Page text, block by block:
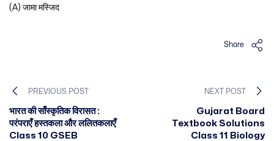
(A) जामा मस्जिद
Share
PREVIOUS POST
भारत की साँस्कृतिक विरासत :
परंपराएँ हस्तकला और ललितकलाएँ
Class 10 GSEB
NEXT POST
Gujarat Board
Textbook Solutions
Class 11 Biology